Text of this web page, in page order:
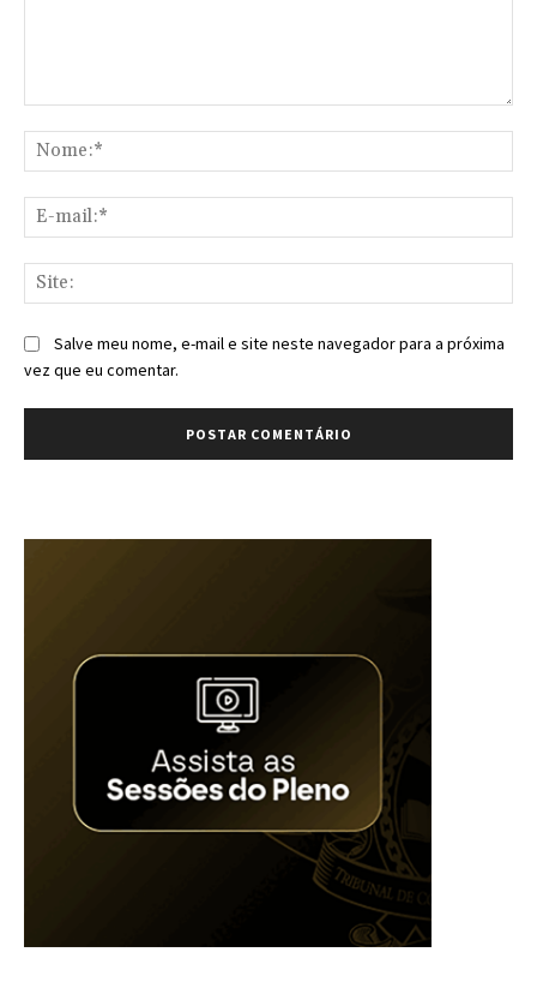
Salve meu nome, e-mail e site neste navegador para a próxima
vez que eu comentar.